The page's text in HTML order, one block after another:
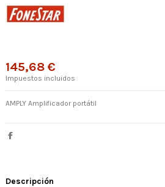
145,68 €
Impuestos incluidos
AMPLY Amplificador portátil
Descripción